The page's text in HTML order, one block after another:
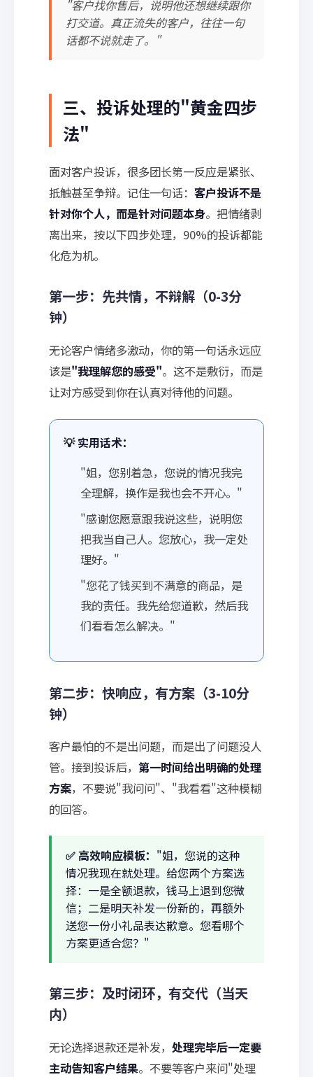
"客户找你售后，说明他还想继续跟你
打交道。真正流失的客户，往往一句
话都不说就走了。"
三、投诉处理的"黄金四步
法"
面对客户投诉，很多团长第一反应是紧张、
抵触甚至争辩。记住一句话： 客户投诉不是
针对你个人，而是针对问题本身。把情绪剥
离出来，按以下四步处理，90%的投诉都能
化危为机。
第一步：先共情，不辩解（0-3分
钟）
无论客户情绪多激动，你的第一句话永远应
该是"我理解您的感受"。这不是敷衍，而是
让对方感受到你在认真对待他的问题。
💡 实用话术：
"姐，您别着急，您说的情况我完
全理解，换作是我也会不开心。"
"感谢您愿意跟我说这些，说明您
把我当自己人。您放心，我一定处
理好。"
"您花了钱买到不满意的商品，是
我的责任。我先给您道歉，然后我
们看看怎么解决。"
第二步：快响应，有方案（3-10分
钟）
客户最怕的不是出问题，而是出了问题没人
管。接到投诉后， 第一时间给出明确的处理
方案，不要说"我问问"、"我看看"这种模糊
的回答。
✅ 高效响应模板： "姐，您说的这种
情况我现在就处理。给您两个方案选
择：一是全额退款，钱马上退到您微
信；二是明天补发一份新的，再额外
送您一份小礼品表达歉意。您看哪个
方案更适合您？"
第三步：及时闭环，有交代（当天
内）
无论选择退款还是补发， 处理完毕后一定要
主动告知客户结果。不要等客户来问"处理